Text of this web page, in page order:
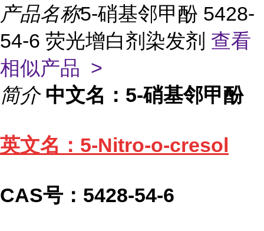
产品名称5-硝基邻甲酚 5428-
54-6 荧光增白剂染发剂 查看
相似产品 >
简介 中文名：5-硝基邻甲酚
英文名：5-Nitro-o-cresol
CAS号：5428-54-6